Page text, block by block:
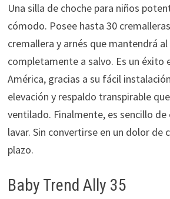
Una silla de choche para niños
cómodo. Posee hasta 30
cremallera y arnés que mantendrá
completamente a salvo. Es un éxito
América, gracias a su fácil
elevación y respaldo transpirable
ventilado. Finalmente, es sencillo
lavar. Sin convertirse en un dolor de
plazo.
Baby Trend Ally 35